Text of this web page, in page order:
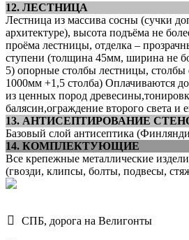
12. ЛЕСТНИЦА
Лестница из массива сосны (сучки
архитектуре), высота подъёма не
проёма лестницы, отделка –
ступени (толщина 45мм, ширина не
5) опорные столбы лестницы,
1000мм +1,5 столба) Оплачиваются
из ценных пород
балясин,ограждение второго света и
13. АНТИСЕПТИРОВАНИЕ
Базовый слой антисептика
14. КОМПЛЕКТУЮЩИЕ
Все крепежные металлические
(гвозди, клипсы, болты, подвесы,
СПБ, дорога на Велигонты